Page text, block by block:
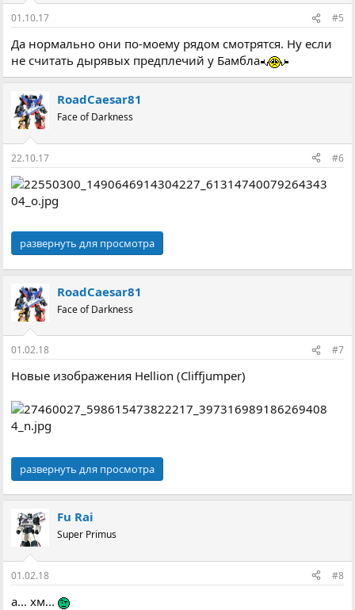
01.10.17 #5
Да нормально они по-моему рядом смотрятся. Ну если
не считать дырявых предплечий у Бамбла
RoadCaesar81
Face of Darkness
22.10.17 #6
развернуть для просмотра
RoadCaesar81
Face of Darkness
01.02.18 #7
Новые изображения Hellion (Cliffjumper)
развернуть для просмотра
Fu Rai
Super Primus
01.02.18 #8
а... хм...